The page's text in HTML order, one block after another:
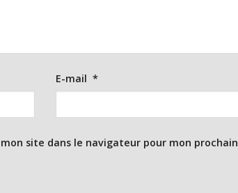
E-mail *
site dans le navigateur pour mon prochain